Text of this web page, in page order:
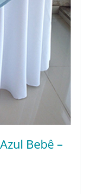
Bebê –